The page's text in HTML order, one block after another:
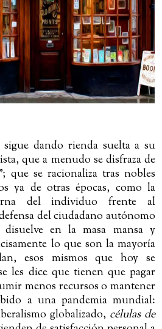
dando rienda suelta a su
que a menudo se disfraza de
que se racionaliza tras nobles
ya de otras épocas, como la
del individuo frente al
del ciudadano autónomo
en la masa mansa y
lo que son la mayoría
esos mismos que hoy se
les dice que tienen que pagar
menos recursos o mantener
a una pandemia mundial:
globalizado, células de